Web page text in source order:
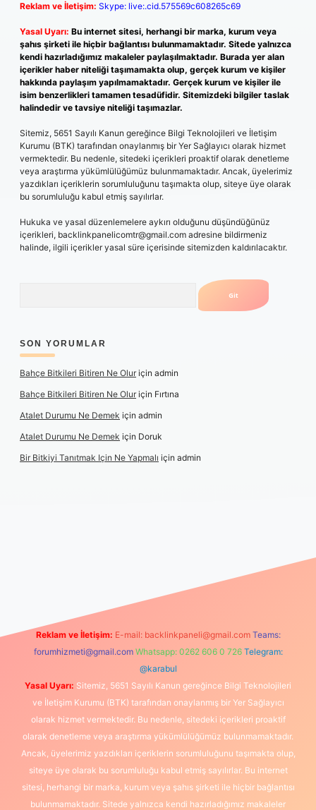
Reklam ve İletişim: Skype: live:.cid.575569c608265c69
Yasal Uyarı: Bu internet sitesi, herhangi bir marka, kurum veya
şahıs şirketi ile hiçbir bağlantısı bulunmamaktadır. Sitede yalnızca
kendi hazırladığımız makaleler paylaşılmaktadır. Burada yer alan
içerikler haber niteliği taşımamakta olup, gerçek kurum ve kişiler
hakkında paylaşım yapılmamaktadır. Gerçek kurum ve kişiler ile
isim benzerlikleri tamamen tesadüfidir. Sitemizdeki bilgiler taslak
halindedir ve tavsiye niteliği taşımazlar.
Sitemiz, 5651 Sayılı Kanun gereğince Bilgi Teknolojileri ve İletişim
Kurumu (BTK) tarafından onaylanmış bir Yer Sağlayıcı olarak hizmet
vermektedir. Bu nedenle, sitedeki içerikleri proaktif olarak denetleme
veya araştırma yükümlülüğümüz bulunmamaktadır. Ancak, üyelerimiz
yazdıkları içeriklerin sorumluluğunu taşımakta olup, siteye üye olarak
bu sorumluluğu kabul etmiş sayılırlar.
Hukuka ve yasal düzenlemelere aykırı olduğunu düşündüğünüz
içerikleri, backlinkpanelicomtr@gmail.com adresine bildirmeniz
halinde, ilgili içerikler yasal süre içerisinde sitemizden kaldırılacaktır.
SON YORUMLAR
Bahçe Bitkileri Bitiren Ne Oluriçin admin
Bahçe Bitkileri Bitiren Ne Oluriçin Fırtına
Atalet Durumu Ne Demek için admin
Atalet Durumu Ne Demek için Doruk
Bir Bitkiyi Tanıtmak Için Ne Yapmalı için admin
Reklam ve İletişim: E-mail: backlinkpaneli@gmail.com Teams:
forumhizmeti@gmail.com Whatsapp: 0262 606 0 726 Telegram:
@karabul
Yasal Uyarı: Sitemiz, 5651 Sayılı Kanun gereğince Bilgi Teknolojileri
ve İletişim Kurumu (BTK) tarafından onaylanmış bir Yer Sağlayıcı
olarak hizmet vermektedir. Bu nedenle, sitedeki içerikleri proaktif
olarak denetleme veya araştırma yükümlülüğümüz bulunmamaktadır.
Ancak, üyelerimiz yazdıkları içeriklerin sorumluluğunu taşımakta olup,
siteye üye olarak bu sorumluluğu kabul etmiş sayılırlar. Bu internet
sitesi, herhangi bir marka, kurum veya şahıs şirketi ile hiçbir bağlantısı
bulunmamaktadır. Sitede yalnızca kendi hazırladığımız makaleler